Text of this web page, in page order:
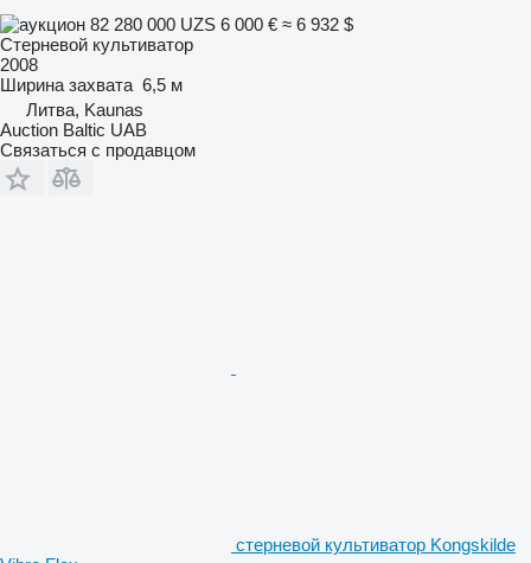
82 280 000 UZS 6 000 € ≈ 6 932 $
Стерневой культиватор
2008
Ширина захвата 6,5 м
Литва, Kaunas
Auction Baltic UAB
Связаться с продавцом
стерневой культиватор Kongskilde